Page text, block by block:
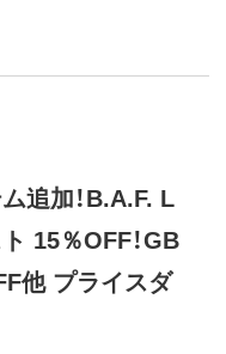
追加！B.A.F. L
15％OFF！GB
他 プライスダ